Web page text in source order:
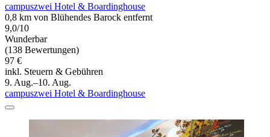
campuszwei Hotel & Boardinghouse
0,8 km von Blühendes Barock entfernt
9,0/10
Wunderbar
(138 Bewertungen)
97 €
inkl. Steuern & Gebühren
9. Aug.–10. Aug.
campuszwei Hotel & Boardinghouse